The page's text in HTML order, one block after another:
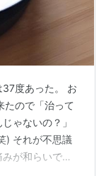
度あった。 お
たので「治って
ゃないの？」
) それが不思議
が和らいで来